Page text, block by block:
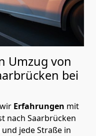
Umzug von
bei
Erfahrungen mit
nach Saarbrücken
jede Straße in